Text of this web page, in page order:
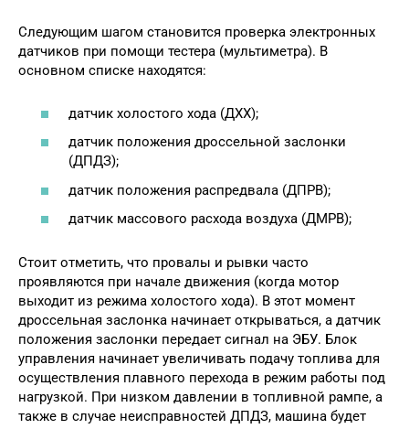
Следующим шагом становится проверка электронных
датчиков при помощи тестера (мультиметра). В
основном списке находятся:
датчик холостого хода (ДХХ);
датчик положения дроссельной заслонки
(ДПДЗ);
датчик положения распредвала (ДПРВ);
датчик массового расхода воздуха (ДМРВ);
Стоит отметить, что провалы и рывки часто
проявляются при начале движения (когда мотор
выходит из режима холостого хода). В этот момент
дроссельная заслонка начинает открываться, а датчик
положения заслонки передает сигнал на ЭБУ. Блок
управления начинает увеличивать подачу топлива для
осуществления плавного перехода в режим работы под
нагрузкой. При низком давлении в топливной рампе, а
также в случае неисправностей ДПДЗ, машина будет